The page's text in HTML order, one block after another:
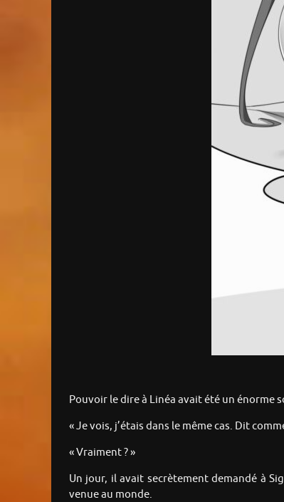
Pouvoir le dire à Linéa avait été un énorme
« Je vois, j’étais dans le même cas. Dit
« Vraiment ? »
Un jour, il avait secrètement demandé à
venue au monde.